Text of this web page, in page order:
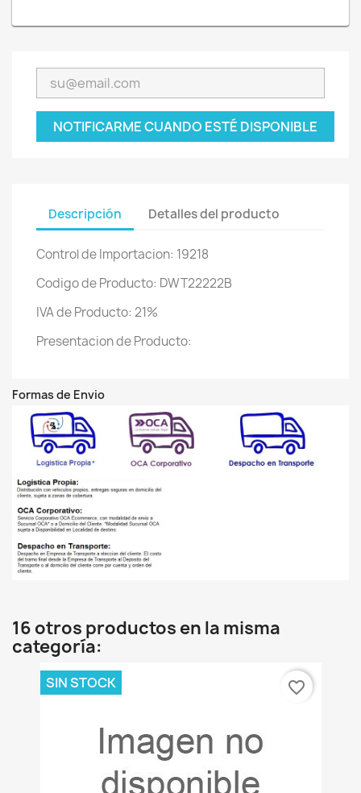
NOTIFICARME CUANDO ESTÉ DISPONIBLE
Descripción Detalles del producto
Control de Importacion: 19218
Codigo de Producto: DWT22222B
IVA de Producto: 21%
Presentacion de Producto:
Formas de Envio
16 otros productos en la misma
categoría:
SIN STOCK favorite_border